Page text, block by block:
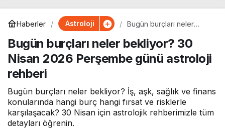
Haberler Astroloji
Bugün burçları neler
Perşembe günü astroloji
rehberi
Bugün burçları neler bekliyor? 30
Nisan 2026 Perşembe günü astroloji
rehberi
Bugün burçları neler bekliyor? İş, aşk, sağlık ve finans
konularında hangi burç hangi fırsat ve risklerle
karşılaşacak? 30 Nisan için astrolojik rehberimizle tüm
detayları öğrenin.